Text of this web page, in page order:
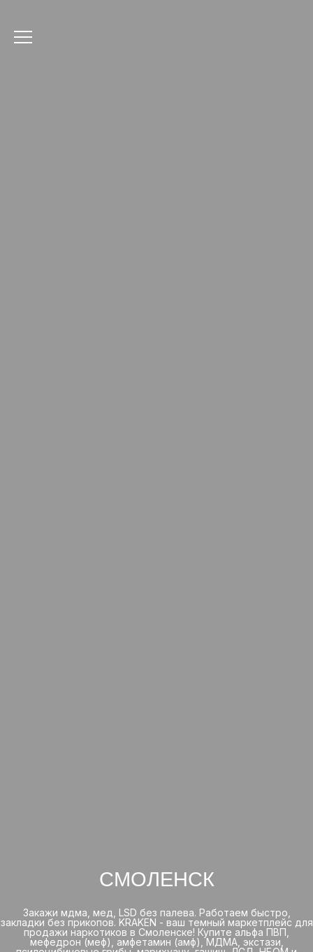
СМОЛЕНСК
Закажи мдма, мед, LSD без палева. Работаем быстро,
закладки без прикопов. KRAKEN - ваш темный маркетплейс для
продажи наркотиков в Смоленске! Купите альфа ПВП,
мефедрон (меф), амфетамин (амф), МДМА, экстази,